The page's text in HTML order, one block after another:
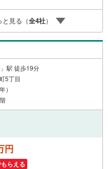
見る（全4社）
駅 徒歩19分
5丁目
）
円
らえる